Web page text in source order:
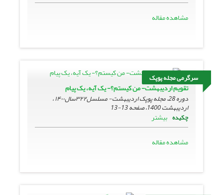
مشاهده مقاله
سرگرمی مجله پوپک
تقویم اردیبهشت- من کیستم؟- یک آیه، یک پیام
دوره 28، مجله پوپک اردیبهشت- مسلسل۳۲۲سال۱۴۰۰ ،
اردیبهشت 1400، صفحه
13-13
چکیده بیشتر
مشاهده مقاله